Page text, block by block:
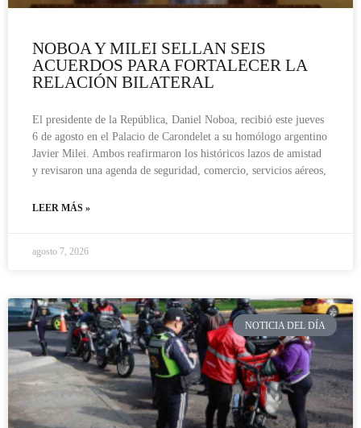
NOBOA Y MILEI SELLAN SEIS
ACUERDOS PARA FORTALECER LA
RELACIÓN BILATERAL
El presidente de la República, Daniel Noboa, recibió este jueves
6 de agosto en el Palacio de Carondelet a su homólogo argentino
Javier Milei. Ambos reafirmaron los históricos lazos de amistad
y revisaron una agenda de seguridad, comercio, servicios aéreos,
LEER MÁS »
agosto 7, 2026
NOTICIA DEL DÍA